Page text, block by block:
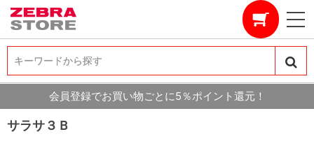
キーワードから探す
キーワードから探す
会員登録でお買い物ごとに5％ポイント還元！
サラサ３Ｂ